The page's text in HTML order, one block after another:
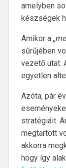
amelyben
készségek
Amikor a
sűrűjében
vezető utat.
egyetlen
Azóta, pár
stratégiáit.
megtartott
akkorra
hogy így